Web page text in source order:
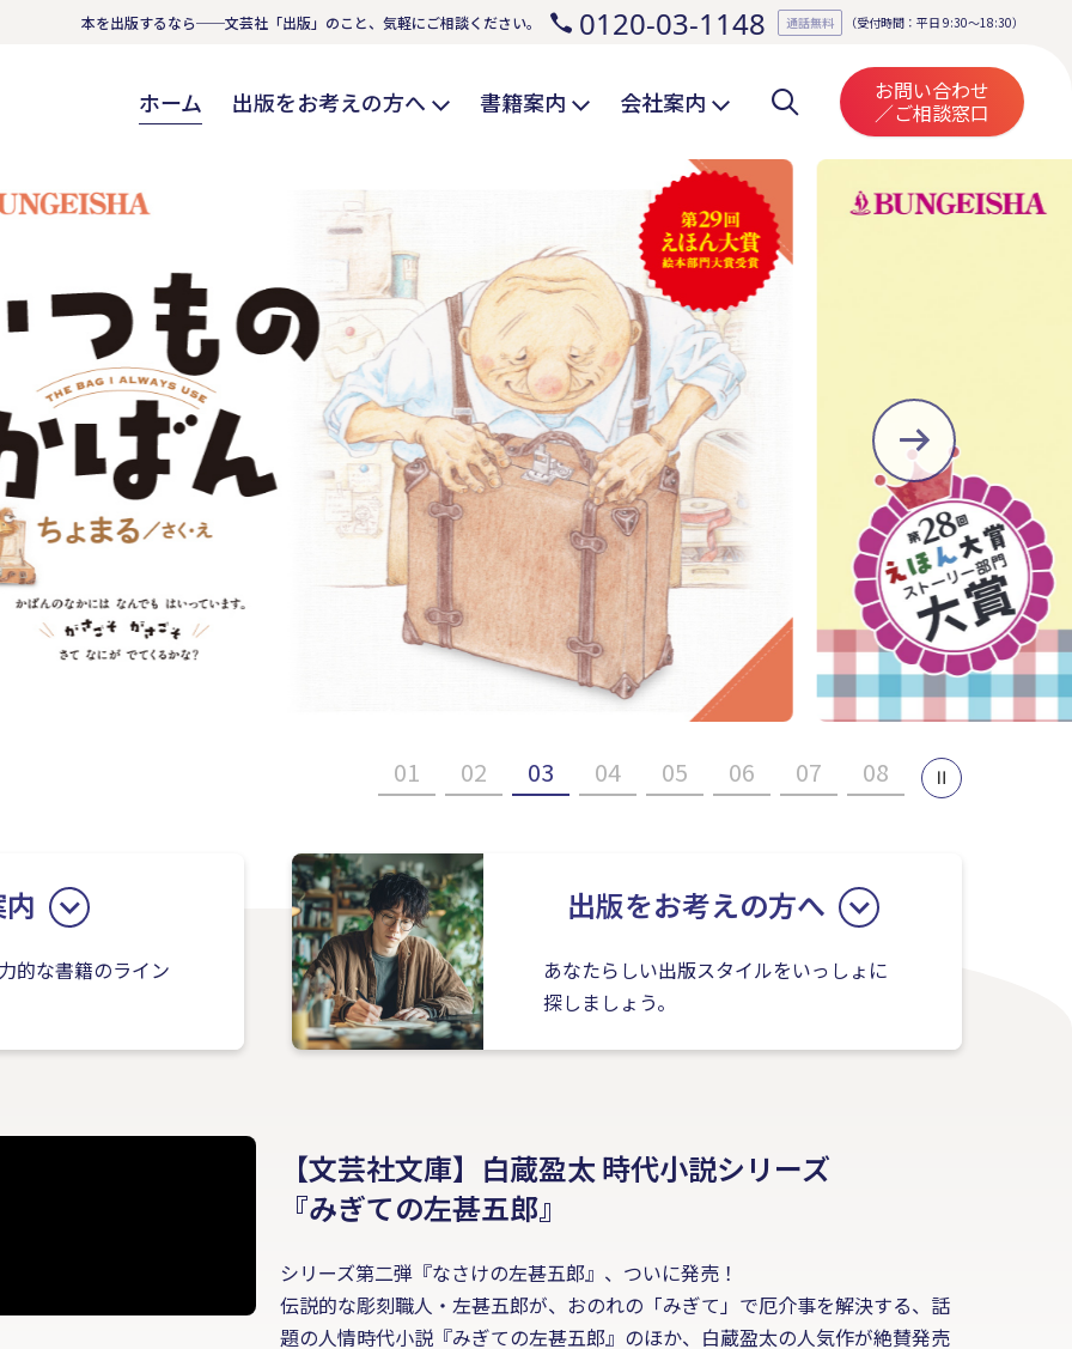
本を出版するなら──文芸社「出版」のこと、気軽にご相談ください。 0120-03-1148 通話無料 （受付時間：平日 9:30～18:30）
ホーム 出版をお考えの方へ 書籍案内 会社案内 お問い合わせ
／ご相談窓口
01 02 03 04 05 06 07 08
的な書籍のライン
出版をお考えの方へ
あなたらしい出版スタイルをいっしょに
探しましょう。
【文芸社文庫】白蔵盈太 時代小説シリーズ
『みぎての左甚五郎』
シリーズ第二弾『なさけの左甚五郎』、ついに発売！
伝説的な彫刻職人・左甚五郎が、おのれの「みぎて」で厄介事を解決する、話
題の人情時代小説『みぎての左甚五郎』のほか、白蔵盈太の人気作が絶賛発売